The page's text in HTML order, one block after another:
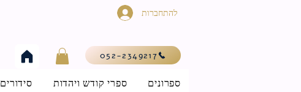
להתחברות
052-2349217
סידורים ספרי קודש ויהדות ספרונים